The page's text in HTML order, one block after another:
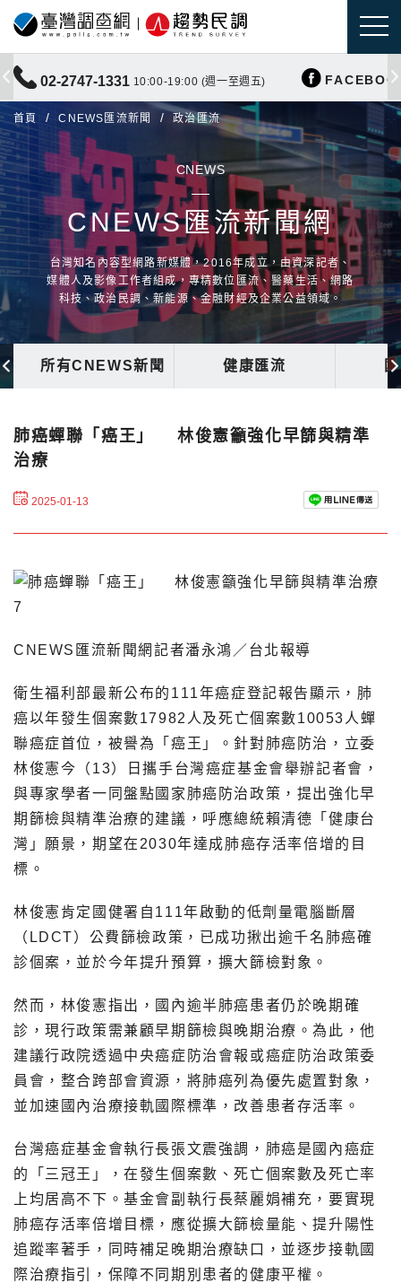
02-2747-1331 10:00-19:00 (週一至週五)
首頁 CNEWS匯流新聞 政治匯流
CNEWS
CNEWS匯流新聞網
台灣知名內容型網路新媒體，2016年成立，由資深記者、
媒體人及影像工作者組成，專精數位匯流、醫藥生活、網路
科技、政治民調、新能源、金融財經及企業公益領域。
所有CNEWS新聞 健康匯流
肺癌蟬聯「癌王」 林俊憲籲強化早篩與精準
治療
2025-01-13
CNEWS匯流新聞網記者潘永鴻／台北報導
衛生福利部最新公布的111年癌症登記報告顯示，肺
癌以年發生個案數17982人及死亡個案數10053人蟬
聯癌症首位，被譽為「癌王」。針對肺癌防治，立委
林俊憲今（13）日攜手台灣癌症基金會舉辦記者會，
與專家學者一同盤點國家肺癌防治政策，提出強化早
期篩檢與精準治療的建議，呼應總統賴清德「健康台
灣」願景，期望在2030年達成肺癌存活率倍增的目
標。
林俊憲肯定國健署自111年啟動的低劑量電腦斷層
（LDCT）公費篩檢政策，已成功揪出逾千名肺癌確
診個案，並於今年提升預算，擴大篩檢對象。
然而，林俊憲指出，國內逾半肺癌患者仍於晚期確
診，現行政策需兼顧早期篩檢與晚期治療。為此，他
建議行政院透過中央癌症防治會報或癌症防治政策委
員會，整合跨部會資源，將肺癌列為優先處置對象，
並加速國內治療接軌國際標準，改善患者存活率。
台灣癌症基金會執行長張文震強調，肺癌是國內癌症
的「三冠王」，在發生個案數、死亡個案數及死亡率
上均居高不下。基金會副執行長蔡麗娟補充，要實現
肺癌存活率倍增目標，應從擴大篩檢量能、提升陽性
追蹤率著手，同時補足晚期治療缺口，並逐步接軌國
際治療指引，保障不同期別患者的健康平權。